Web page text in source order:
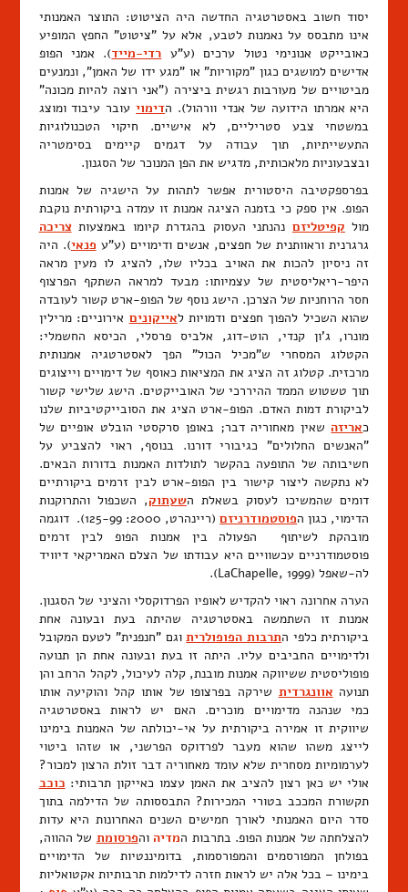
יסוד חשוב באסטרטגיה החדשה היה הציטוט: התוצר האמנותי
אינו מתבסס על נאמנות לטבע, אלא על "ציטוט" החפץ המופיע
כאובייקט אנונימי נטול ערכים (ע"ע רדי-מייד). אמני הפופ
אדישים למושגים כגון "מקוריות" או "מגע ידו של האמן", ונמנעים
מביטויים של מעורבות רגשית ביצירה ("אני רוצה להיות מכונה"
היא אמרתו הידועה של אנדי וורהול). הדימויעובר עיבוד ומוצג
במשטחי צבע סטריליים, לא אישיים. חיקוי הטכנולוגיות
התעשייתיות, תוך עבודה על דגמים קיימים בסימטריה
ובצבעוניות מלאכותית, מדגיש את הפן המנוכר של הסגנון.
בפרספקטיבה היסטורית אפשר לתהות על הישגיה של אמנות
הפופ. אין ספק כי בזמנה הציגה אמנות זו עמדה ביקורתית נוקבת
מול קפיטליזם נהנתני העסוק בהגדרת קיומו באמצעותצריכה
גרגרנית וראוותנית של חפצים, אנשים ודימויים (ע"ע פנאי). היה
זה ניסיון להכות את האויב בכליו שלו, להציג לו מעין מראה
היפר-ריאליסטית של עצמיותו: מבעד למראה השתקף הפרצוף
חסר הרוחניות של הצרכן. הישג נוסף של הפופ-ארט קשור לעובדה
שהוא השכיל להפוך חפצים ודמויות לאייקונים אירוניים: מרילין
מונרו, ג'ון קנדי, הוט-דוג, אלביס פרסלי, הכיסא החשמלי:
הקטלוג המסחרי ש"מכיל הכול" הפך לאסטרטגיה אמנותית
מרכזית. קטלוג זה הציג את המציאות כאוסף של דימויים וייצוגים
תוך טשטוש הממד ההיררכי של האובייקטים. הישג שלישי קשור
לביקורת דמות האדם. הפופ-ארט הציג את הסובייקטיביות שלנו
כאריזה שאין מאחוריה דבר; באופן סרקסטי הובלט אופיים של
"האנשים החלולים" כגיבורי דורנו. בנוסף, ראוי להצביע על
חשיבותה של התופעה בהקשר לתולדות האמנות בדורות הבאים.
לא נתקשה ליצור קישור בין הפופ-ארט לבין זרמים ביקורתיים
דומים שהמשיכו לעסוק בשאלת השעתוק, השכפול והתרוקנות
הדימוי, כגון הפוסטמודרניזם
(ריינהרט, 2000: 125-99). דוגמה
מובהקת לשיתוף הפעולה בין אמנות הפופ לבין זרמים
פוסטמודרניים עכשוויים היא עבודתו של הצלם האמריקאי דיוויד
לה-שאפל (LaChapelle, 1999).
הערה אחרונה ראוי להקדיש לאופיו הפרדוקסלי והציני של הסגנון.
אמנות זו השתמשה באסטרטגיה שהיתה בעת ובעונה אחת
ביקורתית כלפי התרבות הפופולריתוגם "חנפנית" לטעם המקובל
ולדימויים החביבים עליו. היתה זו בעת ובעונה אחת הן תנועה
פופוליסטית ששיווקה אמנות מובנת, קלה לעיכול, לקהל הרחב והן
תנועה אוונגרדית שירקה בפרצופו של אותו קהל והוקיעה אותו
כמי שנהנה מדימויים מוכרים. האם יש לראות באסטרטגיה
שיווקית זו אמירה ביקורתית על אי-יכולתה של האמנות בימינו
לייצג משהו שהוא מעבר לפרדוקס הפרשני, או שזהו ביטוי
לערמומיות מסחרית שלא עומד מאחוריה דבר זולת הרצון למכור?
אולי יש כאן רצון להציב את האמן עצמו כאייקון תרבותי: כוכב
תקשורת המככב בטורי המכירות? התבססותה של הדילמה בתוך
סדר היום האמנותי לאורך חמישים השנים האחרונות היא עדות
להצלחתה של אמנות הפופ. בתרבות המדיה והפרסומת של ההווה,
בפולחן המפורסמים והמפורסמות, בדומיננטיות של הדימויים
בימינו – בכל אלה יש לראות חזרה לדילמות תרבותיות אקטואליות